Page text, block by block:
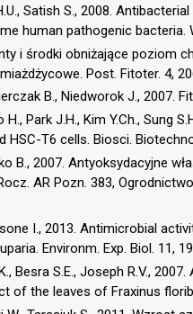
Satish S., 2008.
human pathogenic bacteria.
i środki obniżające poziom
Post. Fitoter. 4,
B., Niedworok J., 2007.
H., Park J.H., Kim Y.Ch.,
T6 cells. Biosci.
B., 2007. Antyoksydacyjne
AR Pozn. 383,
I., 2013. Antimicrobial
Environm. Exp. Biol. 11,
Besra S.E., Joseph R.V.,
of the leaves of Fraxinus